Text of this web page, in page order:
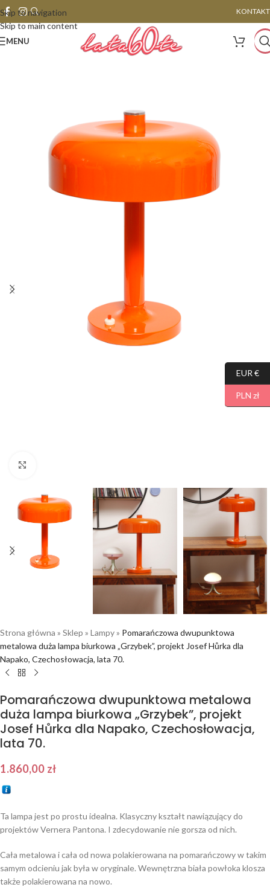
Skip to navigation
Skip to main content
KONTAKT
MENU
Strona główna » Sklep » Lampy» Pomarańczowa dwupunktowa
metalowa duża lampa biurkowa „Grzybek”, projekt Josef Hůrka dla
Napako, Czechosłowacja, lata 70.
Pomarańczowa dwupunktowa metalowa
duża lampa biurkowa „Grzybek”, projekt
Josef Hůrka dla Napako, Czechosłowacja,
lata 70.
1.860,00 zł
Ta lampa jest po prostu idealna. Klasyczny kształt nawiązujący do
projektów Vernera Pantona. I zdecydowanie nie gorsza od nich.
Cała metalowa i cała od nowa polakierowana na pomarańczowy w takim
samym odcieniu jak była w oryginale. Wewnętrzna biała powłoka klosza
także polakierowana na nowo.
EUR €
PLN zł